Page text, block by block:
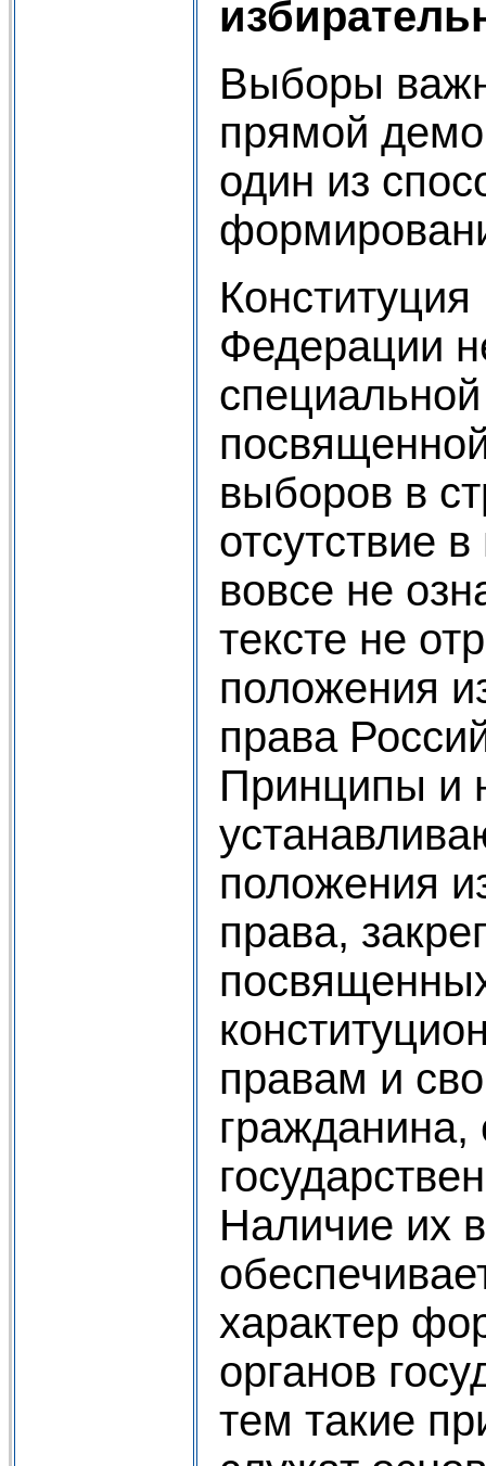
Выборы
прямой
один из
Федерации
выборов в
отсутствие
вовсе не
тексте не
положения
права
Принципы и
положения
права,
правам и
гражданина,
Наличие их
характер
органов
тем такие